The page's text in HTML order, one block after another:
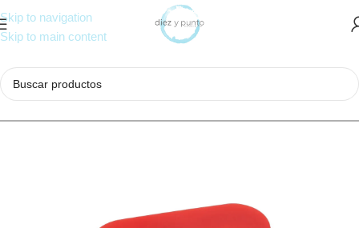
Skip to navigation
Skip to main content